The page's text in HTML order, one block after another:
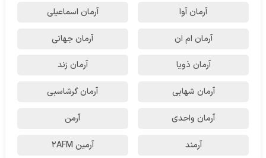
آرمان آوا آرمان اسماعیلی
آرمان ام ان آرمان جهانی
آرمان ذویا آرمان زند
آرمان شهابی آرمان گرشاسبی
آرمان واحدی آرمن
آرمند آرمین 2AFM